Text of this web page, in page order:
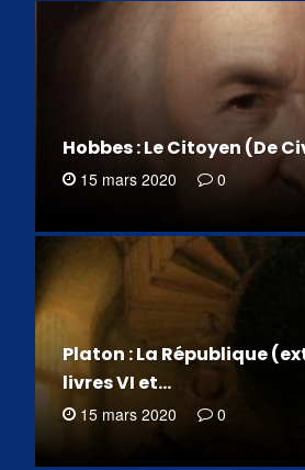
Hobbes : Le Citoyen (De
15 mars 2020 0
Platon : La République
livres VI et…
15 mars 2020 0